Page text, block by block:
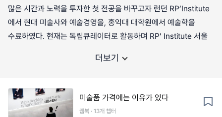
많은 시간과 노력을 투자한 첫 전공을 바꾸고자 런던 RP’Institute
에서 현대 미술사와 예술경영을, 홍익대 대학원에서 예술학을
수료하였다. 현재는 독립큐레이터로 활동하며 RP’ Institute 서울
더보기
미술품 가격에는 이유가 있다
웹북 · 13개 챕터